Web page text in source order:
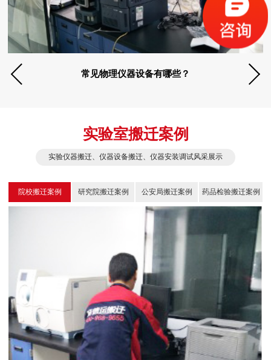
常见物理仪器设备有哪些？
实验室搬迁案例
实验仪器搬迁、仪器设备搬迁、仪器安装调试风采展示
院校搬迁案例 研究院搬迁案例 公安局搬迁案例 药品检验搬迁案例